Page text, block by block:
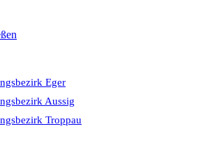
Eger
Aussig
Troppau